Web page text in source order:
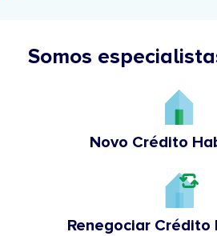
Somos
Novo Crédito
Renegociar Crédito